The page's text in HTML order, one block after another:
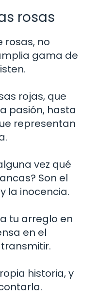
rosas
rosas, no
gama de
rojas, que
pasión, hasta
representan
vez qué
Son el
la inocencia.
tu arreglo en
en el
historia, y